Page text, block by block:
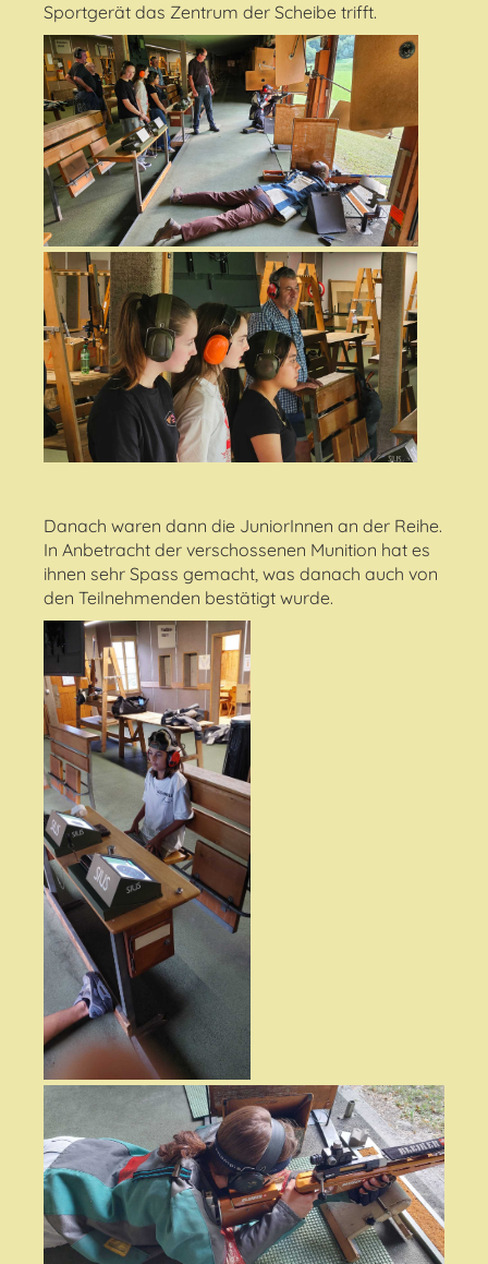
Sportgerät das Zentrum der Scheibe trifft.
Danach waren dann die JuniorInnen an der Reihe.
In Anbetracht der verschossenen Munition hat es
ihnen sehr Spass gemacht, was danach auch von
den Teilnehmenden bestätigt wurde.